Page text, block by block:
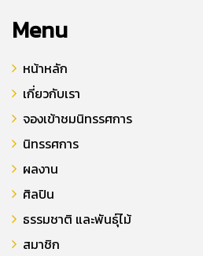
Menu
หน้าหลัก
เกี่ยวกับเรา
จองเข้าชมนิทรรศการ
นิทรรศการ
ผลงาน
ศิลปิน
ธรรมชาติ และพันธุ์ไม้
สมาชิก